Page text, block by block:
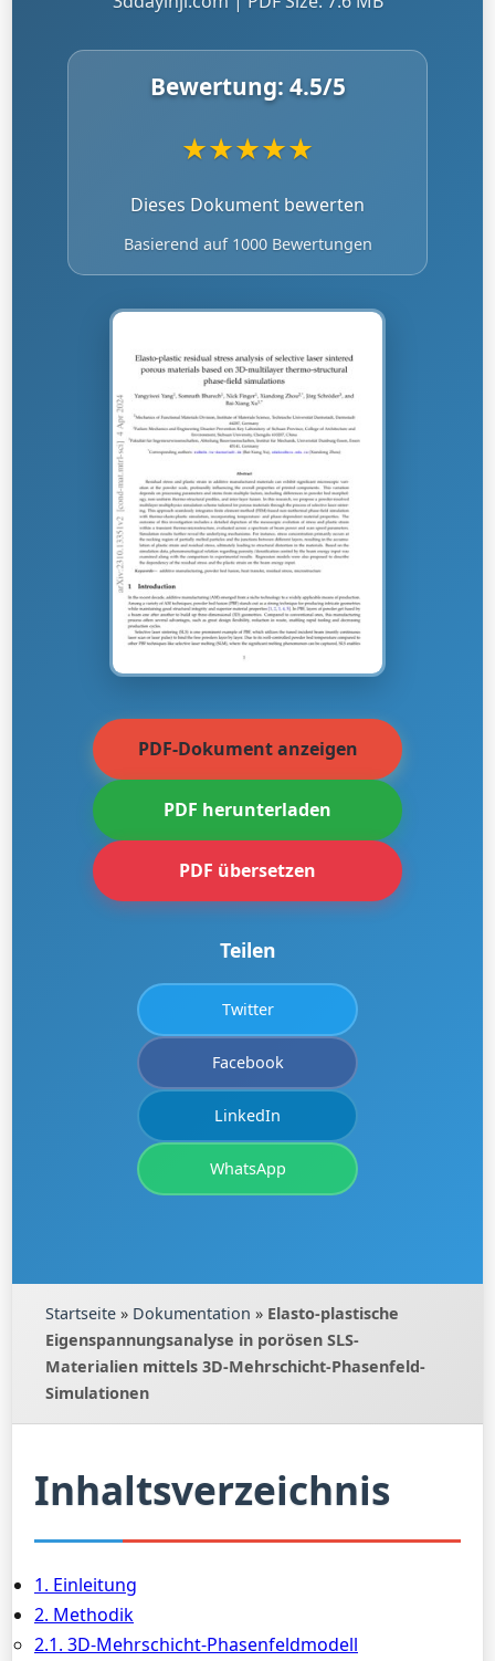
Bewertung: 4.5/5
★★★★★
Dieses Dokument bewerten
Basierend auf 1000 Bewertungen
PDF-Dokument anzeigen
PDF herunterladen
PDF übersetzen
Teilen
Twitter
Facebook
LinkedIn
WhatsApp
Startseite » Dokumentation » Elasto-plastische
Eigenspannungsanalyse in porösen SLS-
Materialien mittels 3D-Mehrschicht-Phasenfeld-
Simulationen
Inhaltsverzeichnis
1. Einleitung
2. Methodik
2.1. 3D-Mehrschicht-Phasenfeldmodell